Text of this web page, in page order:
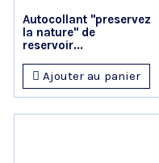
Autocollant "preservez
la nature" de
reservoir...
Ajouter au panier